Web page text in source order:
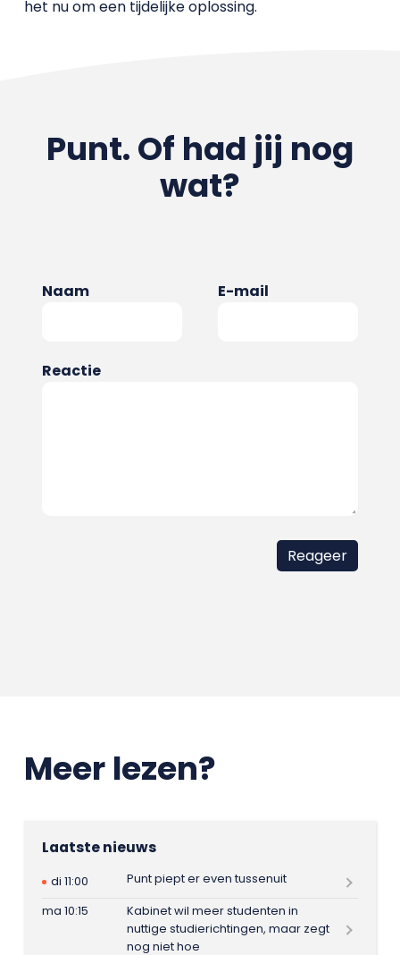
het nu om een tijdelijke oplossing.
Punt. Of had jij nog
wat?
Naam E-mail
Reactie
Meer lezen?
Laatste nieuws
di 11:00
Punt piept er even tussenuit
ma 10:15
Kabinet wil meer studenten in
nuttige studierichtingen, maar zegt
nog niet hoe